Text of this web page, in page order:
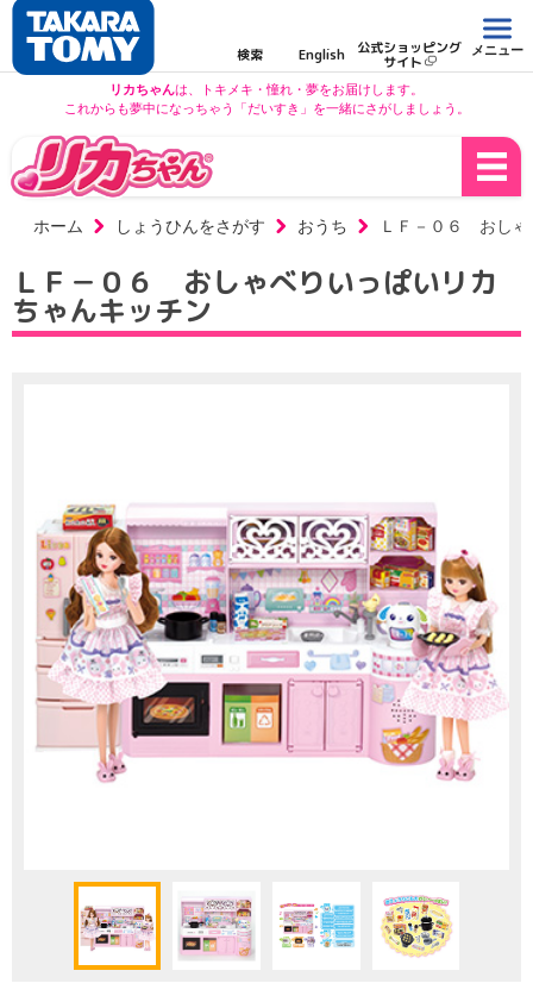
検索 English 公式ショッピング
サイト
メニュー
リカちゃんは、トキメキ・憧れ・夢をお届けします。
これからも夢中になっちゃう「だいすき」を一緒にさがしましょう。
ホーム しょうひんをさがす おうち ＬＦ－０６ おしゃ
ＬＦ－０６ おしゃべりいっぱいリカ
ちゃんキッチン